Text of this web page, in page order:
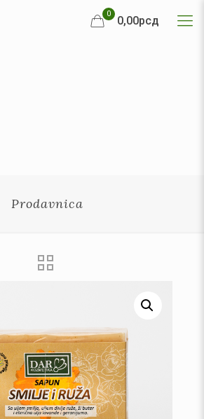
0
0,00рсд
Prodavnica